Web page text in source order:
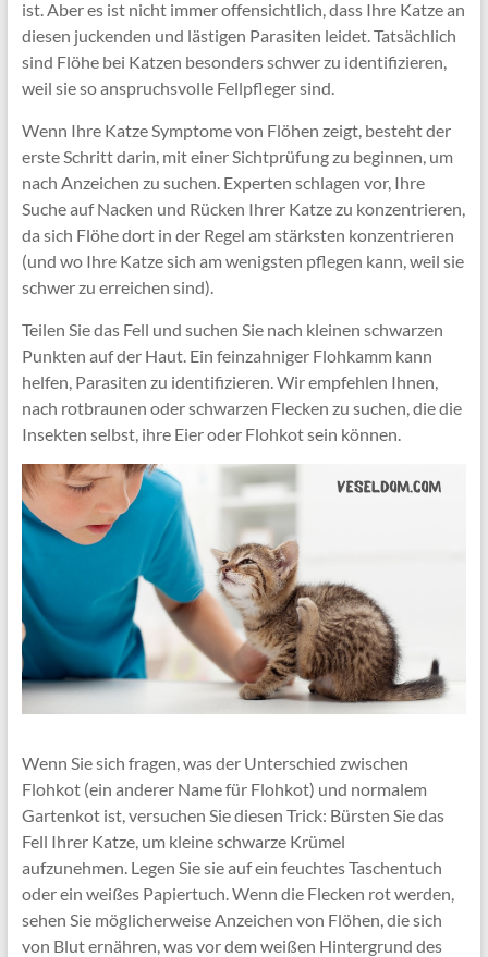
ist. Aber es ist nicht immer offensichtlich, dass Ihre Katze an
diesen juckenden und lästigen Parasiten leidet. Tatsächlich
sind Flöhe bei Katzen besonders schwer zu identifizieren,
weil sie so anspruchsvolle Fellpfleger sind.
Wenn Ihre Katze Symptome von Flöhen zeigt, besteht der
erste Schritt darin, mit einer Sichtprüfung zu beginnen, um
nach Anzeichen zu suchen. Experten schlagen vor, Ihre
Suche auf Nacken und Rücken Ihrer Katze zu konzentrieren,
da sich Flöhe dort in der Regel am stärksten konzentrieren
(und wo Ihre Katze sich am wenigsten pflegen kann, weil sie
schwer zu erreichen sind).
Teilen Sie das Fell und suchen Sie nach kleinen schwarzen
Punkten auf der Haut. Ein feinzahniger Flohkamm kann
helfen, Parasiten zu identifizieren. Wir empfehlen Ihnen,
nach rotbraunen oder schwarzen Flecken zu suchen, die die
Insekten selbst, ihre Eier oder Flohkot sein können.
Wenn Sie sich fragen, was der Unterschied zwischen
Flohkot (ein anderer Name für Flohkot) und normalem
Gartenkot ist, versuchen Sie diesen Trick: Bürsten Sie das
Fell Ihrer Katze, um kleine schwarze Krümel
aufzunehmen. Legen Sie sie auf ein feuchtes Taschentuch
oder ein weißes Papiertuch. Wenn die Flecken rot werden,
sehen Sie möglicherweise Anzeichen von Flöhen, die sich
von Blut ernähren, was vor dem weißen Hintergrund des